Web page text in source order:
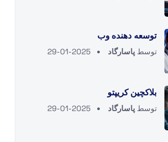
توسعه دهنده وب
توسطپاسارگاد 2025-01-29
بلاکچین کریپتو
توسطپاسارگاد 2025-01-29